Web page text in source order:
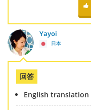
Yayoi
日本
回答
English translation